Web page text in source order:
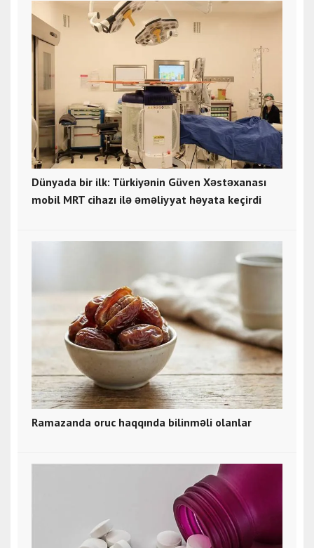
Dünyada bir ilk: Türkiyənin Güven Xəstəxanası
mobil MRT cihazı ilə əməliyyat həyata keçirdi
Ramazanda oruc haqqında bilinməli olanlar